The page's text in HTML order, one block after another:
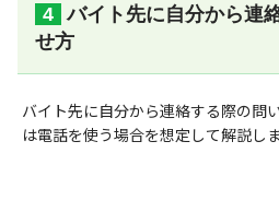
バイト先に自分から連
せ方
バイト先に自分から連絡する際の問
は電話を使う場合を想定して解説しま